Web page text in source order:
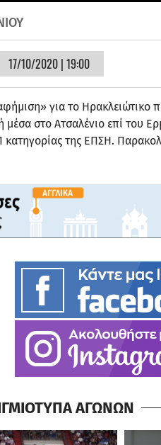
17/10/2020 | 19:00
για το
στο Ατσαλένιο επί του
κατηγορίας της ΕΠΣΗ.
ΑΓΩΝΩΝ